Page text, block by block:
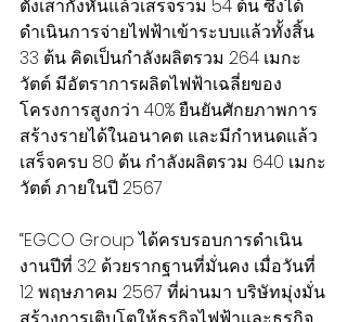
ตั้งเสากังหันแล้วเสร็จรวม 54 ต้น ซึ่งได้
ดำเนินการจ่ายไฟฟ้าเข้าระบบแล้วทั้งสิ้น
33 ต้น คิดเป็นกำลังผลิตรวม 264 เมกะ
วัตต์ มีอัตราการผลิตไฟฟ้าเฉลี่ยของ
โครงการสูงกว่า 40% ยืนยันศักยภาพการ
สร้างรายได้ในอนาคต และมีกำหนดแล้ว
เสร็จครบ 80 ต้น กำลังผลิตรวม 640 เมกะ
วัตต์ ภายในปี 2567
“EGCO Group ได้ครบรอบการดำเนิน
งานปีที่ 32 ด้วยรากฐานที่มั่นคง เมื่อวันที่
12 พฤษภาคม 2567 ที่ผ่านมา บริษัทมุ่งมั่น